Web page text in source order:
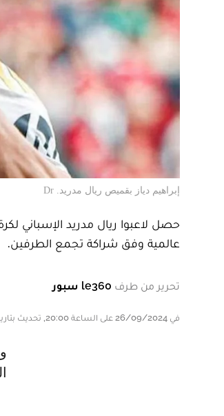
إبراهيم دياز بقميص ريال مدريد. Dr
حصل لاعبوا ريال مدريد الإسباني
عالمية وفق شراكة تجمع الطرفين.
تحرير من طرف le360 سبور
في 26/09/2024 على الساعة 20:00, تحديث بتاريخ 26/09/2024 على الساعة 20:00
و اختار كل لاعب داخل الفريق الملكي السيارة التي يريدها من شركة ذات الصنع